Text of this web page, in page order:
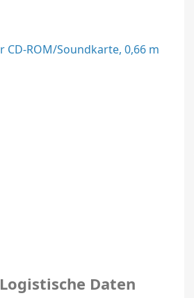
Logistische Daten